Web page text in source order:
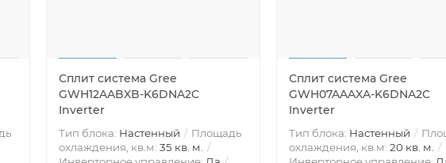
Сплит система Gree
GWH12AABXB-K6DNA2C
Inverter
Тип блока: Настенный
Площадь
охлаждения, кв.м: 35 кв. м.
Сплит система Gree
GWH07AAAXA-K6DNA2C
Inverter
Тип блока: Настенный
охлаждения, кв.м: 20 кв. м.